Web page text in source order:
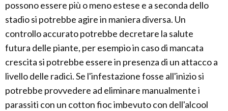
possono essere più o meno estese e a seconda dello
stadio si potrebbe agire in maniera diversa. Un
controllo accurato potrebbe decretare la salute
futura delle piante, per esempio in caso di mancata
crescita si potrebbe essere in presenza di un attacco a
livello delle radici. Se l'infestazione fosse all'inizio si
potrebbe provvedere ad eliminare manualmente i
parassiti con un cotton fioc imbevuto con dell'alcool